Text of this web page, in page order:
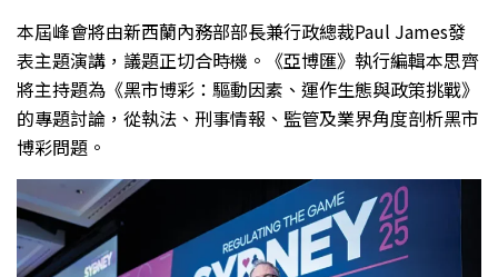
本屆峰會將由新西蘭內務部部長兼行政總裁Paul James發
表主題演講，議題正切合時機。《亞博匯》執行編輯本思齊
將主持題為《黑市博彩：驅動因素、運作生態與政策挑戰》
的專題討論，從執法、刑事情報、監管及業界角度剖析黑市
博彩問題。